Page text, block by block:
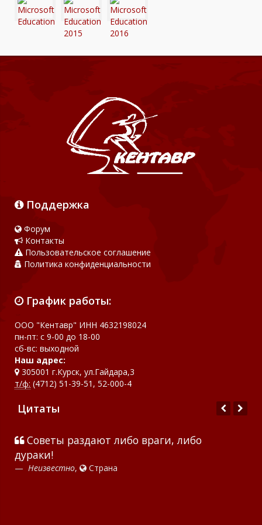
Поддержка
Форум
Контакты
Пользовательское соглашение
Политика конфиденциальности
График работы:
ООО "Кентавр" ИНН 4632198024
пн-пт: с 9-00 до 18-00
сб-вс: выходной
Наш адрес:
305001 г.Курск, ул.Гайдара,3
т/ф: (4712) 51-39-51, 52-000-4
Цитаты
Мохаммед Али (Cassius Marcellus Clay Jr)
Советы раздают либо враги, либо
дураки!
Неизвестно, Страна
Д. Гранин. Иду на грозу.
Конфуций
Antoine Marie Jean-Baptiste Roger de Saint-Exupery